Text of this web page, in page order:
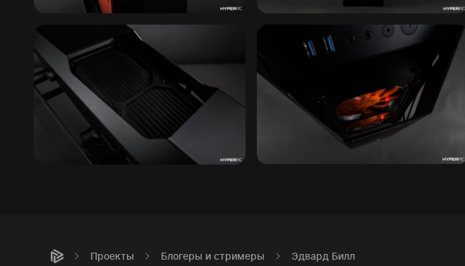
Проекты Блогеры и стримеры Эдвард Билл